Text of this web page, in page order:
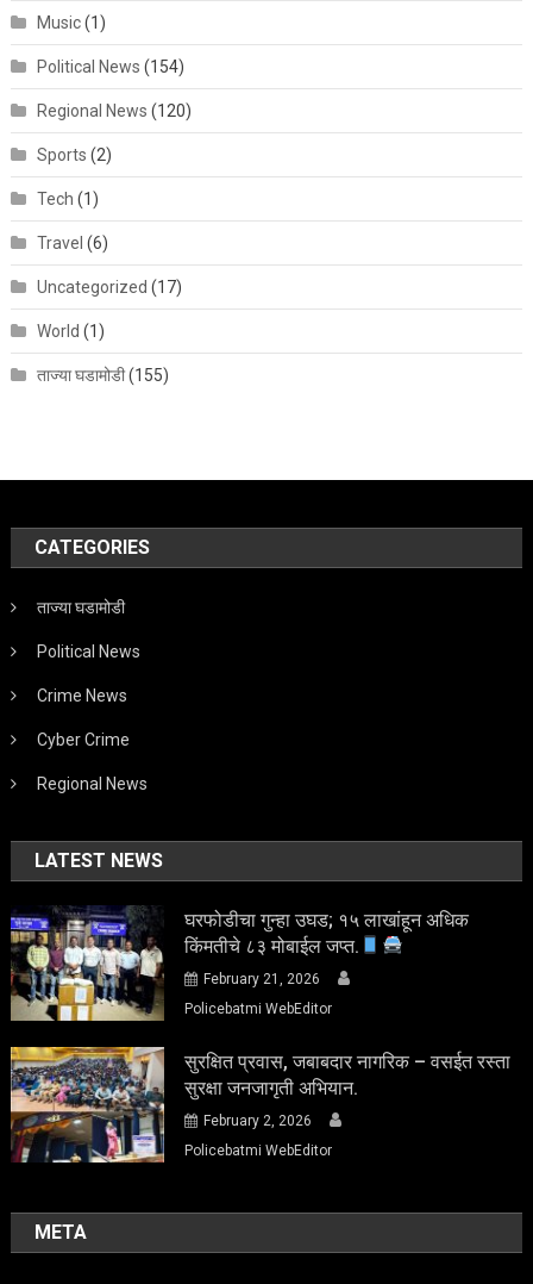
Music(1)
Political News (154)
Regional News (120)
Sports (2)
Tech (1)
Travel (6)
Uncategorized (17)
World (1)
ताज्या घडामोडी(155)
CATEGORIES
ताज्या घडामोडी
Political News
Crime News
Cyber Crime
Regional News
LATEST NEWS
घरफोडीचा गुन्हा उघड; १५ लाखांहून अधिक
किंमतीचे ८३ मोबाईल जप्त.
February 21, 2026
Policebatmi WebEditor
सुरक्षित प्रवास, जबाबदार नागरिक – वसईत रस्ता
सुरक्षा जनजागृती अभियान.
February 2, 2026
Policebatmi WebEditor
META